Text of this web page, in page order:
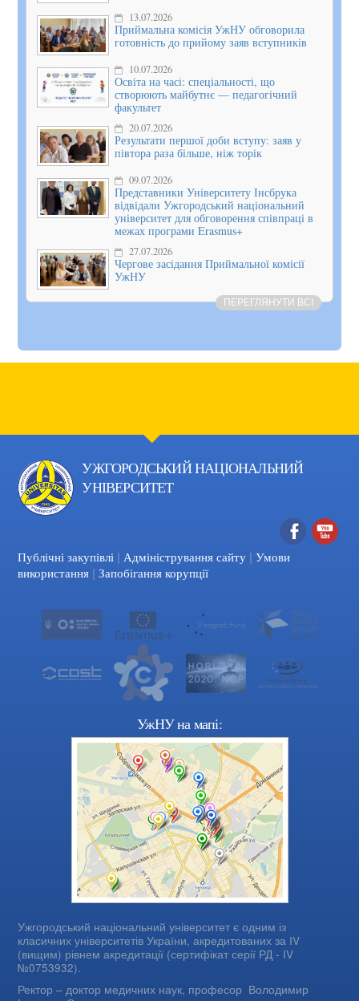
13.07.2026
Приймальна комісія УжНУ обговорила
готовність до прийому заяв вступників
10.07.2026
Освіта на часі: спеціальності, що
створюють майбутнє — педагогічний
факультет
20.07.2026
Результати першої доби вступу: заяв у
півтора раза більше, ніж торік
09.07.2026
Представники Університету Інсбрука
відвідали Ужгородський національний
університет для обговорення співпраці в
межах програми Erasmus+
27.07.2026
Чергове засідання Приймальної комісії
УжНУ
ПЕРЕГЛЯНУТИ ВСІ
УЖГОРОДСЬКИЙ НАЦІОНАЛЬНИЙ
УНІВЕРСИТЕТ
Facebook
Публічні закупівлі | Адміністрування сайту | Умови
використання | Запобігання корупції
УжНУ на мапі:
Ужгородський національний університет є одним із
класичних університетів України, акредитованих за IV
(вищим) рівнем акредитації (сертифікат серії РД - IV
№0753932).
Ректор – доктор медичних наук, професор Володимир